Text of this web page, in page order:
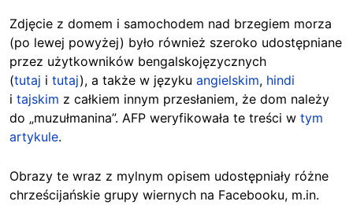
Zdjęcie z domem i samochodem nad brzegiem morza
(po lewej powyżej) było również szeroko udostępniane
przez użytkowników bengalskojęzycznych
(tutaj i tutaj), a także w języku angielskim, hindi
i tajskim z całkiem innym przesłaniem, że dom należy
do „muzułmanina”. AFP weryfikowała te treści w tym
artykule.
Obrazy te wraz z mylnym opisem udostępniały różne
chrześcijańskie grupy wiernych na Facebooku, m.in.